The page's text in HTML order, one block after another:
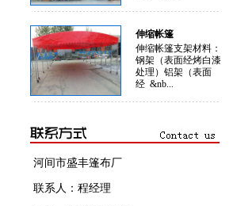
伸缩帐篷
伸缩帐篷支架材料：
钢架（表面经烤白漆
处理）铝架（表面
经 &nb...
河间市盛丰篷布厂
联系人：程经理